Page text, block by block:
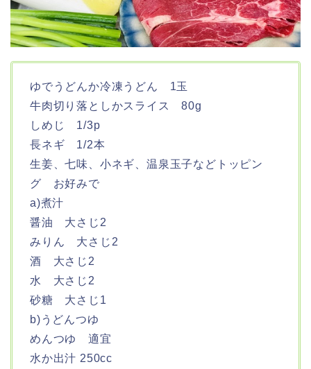
ゆでうどんか冷凍うどん 1玉
牛肉切り落としかスライス 80g
しめじ 1/3p
長ネギ 1/2本
生姜、七味、小ネギ、温泉玉子などトッピン
グ お好みで
a)煮汁
醤油 大さじ2
みりん 大さじ2
酒 大さじ2
水 大さじ2
砂糖 大さじ1
b)うどんつゆ
めんつゆ 適宜
水か出汁 250cc